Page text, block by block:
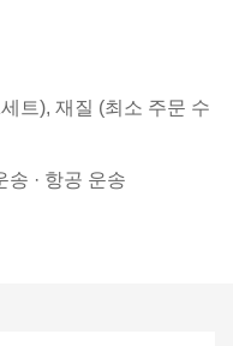
트), 재질 (최소 주문 수
송 · 항공 운송